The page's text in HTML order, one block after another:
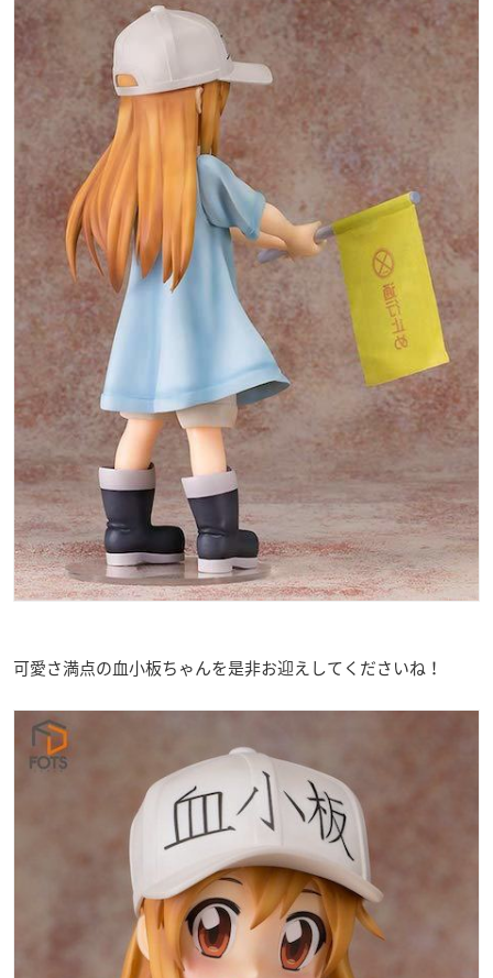
可愛さ満点の血小板ちゃんを是非お迎えしてくださいね！